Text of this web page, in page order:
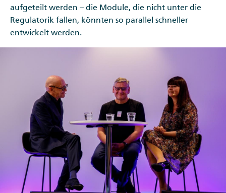
aufgeteilt werden – die Module, die nicht unter die
Regulatorik fallen, könnten so parallel schneller
entwickelt werden.